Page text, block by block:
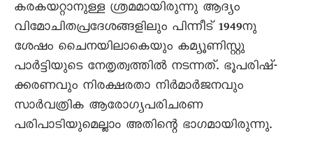
കരകയറ്റാനുള്ള ശ്രമമായിരുന്നു ആദ്യം
വിമോചിതപ്രദേശങ്ങളിലും പിന്നീട് 1949നു
ശേഷം ചെെനയിലാകെയും കമ്യൂണിസ്റ്റു
പാർട്ടിയുടെ നേതൃത്വത്തിൽ നടന്നത്. ഭൂപരിഷ്-
ക്കരണവും നിരക്ഷരതാ നിർമാർജനവും
സാർവത്രിക ആരോഗ്യപരിചരണ
പരിപാടിയുമെല്ലാം അതിന്റെ ഭാഗമായിരുന്നു.